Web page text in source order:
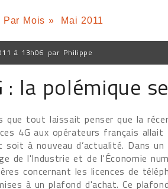
Par Mois » Mai 2011
à 13h06 par Philippe
: la polémique
que tout laissait penser que la
4G aux opérateurs français
soit à nouveau d’actualité. Dans
de l'Industrie et de l'Économie
concernant les licences de
à un plafond d'achat. Ce